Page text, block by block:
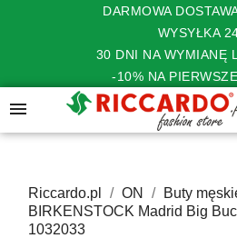
DARMOWA
WYSYŁKA
30 DNI NA WYMIANĘ
-10% NA

Riccardo.pl ON Buty
BIRKENSTOCK Madrid Big
1032033